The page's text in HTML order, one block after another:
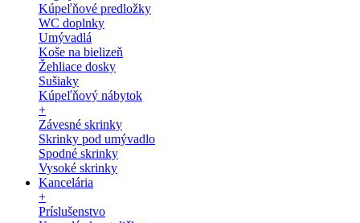
Kúpeľňové predložky
WC doplnky
Umývadlá
Koše na bielizeň
Žehliace dosky
Sušiaky
Kúpeľňový nábytok
+
Závesné skrinky
Skrinky pod umývadlo
Spodné skrinky
Vysoké skrinky
Kancelária
+
Príslušenstvo